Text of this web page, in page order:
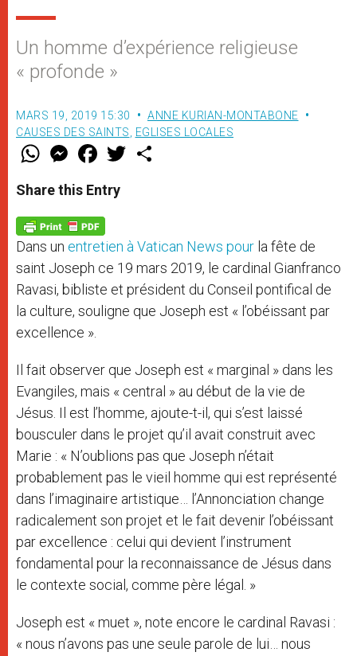
Un homme d’expérience religieuse
« profonde »
MARS 19, 2019 15:30
ANNE KURIAN-MONTABONE
CAUSES DES SAINTS
EGLISES LOCALES
W
t
s
p
p
M
e
s
e
g
e
r
F
a
e
b
o
k
w
Share this Entry
Dans un entretien à Vatican News pour la fête de
saint Joseph ce 19 mars 2019, le cardinal Gianfranco
Ravasi, bibliste et président du Conseil pontifical de
la culture, souligne que Joseph est « l’obéissant par
excellence ».
Il fait observer que Joseph est « marginal » dans les
Evangiles, mais « central » au début de la vie de
Jésus. Il est l’homme, ajoute-t-il, qui s’est laissé
bousculer dans le projet qu’il avait construit avec
Marie : « N’oublions pas que Joseph n’était
probablement pas le vieil homme qui est représenté
dans l’imaginaire artistique… l’Annonciation change
radicalement son projet et le fait devenir l’obéissant
par excellence : celui qui devient l’instrument
fondamental pour la reconnaissance de Jésus dans
le contexte social, comme père légal. »
Joseph est « muet », note encore le cardinal Ravasi :
« nous n’avons pas une seule parole de lui… nous